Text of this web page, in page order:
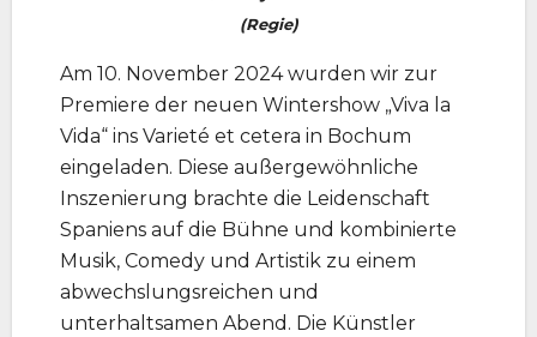
(Regie)
Am 10. November 2024 wurden wir zur
Premiere der neuen Wintershow „Viva la
Vida“ ins Varieté et cetera in Bochum
eingeladen. Diese außergewöhnliche
Inszenierung brachte die Leidenschaft
Spaniens auf die Bühne und kombinierte
Musik, Comedy und Artistik zu einem
abwechslungsreichen und
unterhaltsamen Abend. Die Künstler